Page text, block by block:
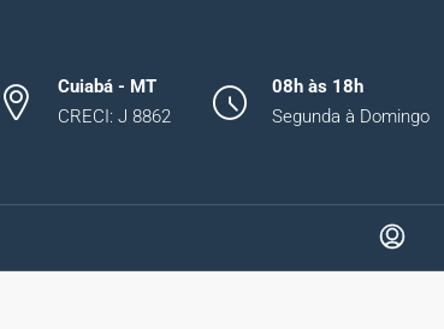
Cuiabá - MT
CRECI: J 8862
08h às 18h
Segunda à Domingo